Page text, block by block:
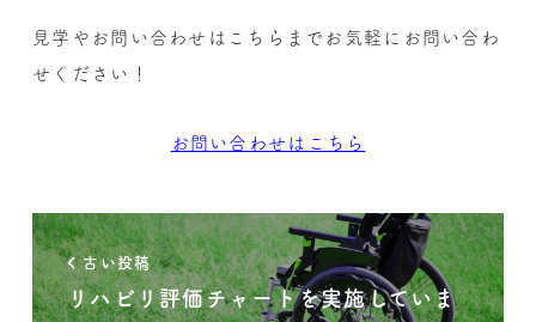
見学やお問い合わせはこちらまでお気軽にお問い合わ
せください！
お問い合わせはこちら
古い投稿
リハビリ評価チャートを実施していま